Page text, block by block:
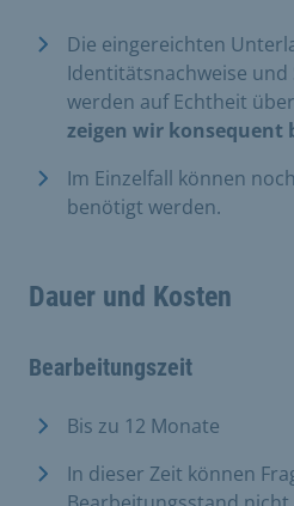
Die eingereichten
Identitätsnachweise
werden auf Echtheit
zeigen wir konsequent
Im Einzelfall können
benötigt werden.
Dauer und Kosten
Bearbeitungszeit
Bis zu 12 Monate
In dieser Zeit können